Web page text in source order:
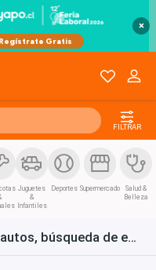
×
FILTRAR
Juguetes
&
Infantiles
Deportes Supermercado
Salud &
Belleza
Venta y arriendo de inmuebles, autos, búsqueda de empleo y bienes de consumo en Chile